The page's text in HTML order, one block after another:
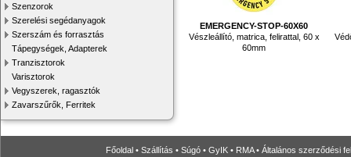
Szenzorok
Szerelési segédanyagok
Szerszám és forrasztás
Tápegységek, Adapterek
Tranzisztorok
Varisztorok
Vegyszerek, ragasztók
Zavarszűrők, Ferritek
EMERGENCY-STOP-60X60
Vészleállító, matrica, felirattal, 60 x
60mm
Főoldal • Szállítás • Súgó • GyIK • RMA• Általános szerződési